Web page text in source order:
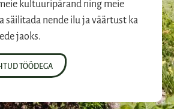
kultuuripärand ning meie
säilitada nende ilu ja väärtust ka
jaoks.
TÖÖDEGA